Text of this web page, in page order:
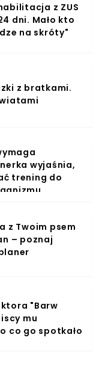
z ZUS
dni. Mało kto
na skróty"
z bratkami.
wyjaśnia,
trening do
z Twoim psem
– poznaj
"Barw
mu
co go spotkało